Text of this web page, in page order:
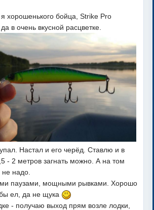
хорошенького бойца, Strike Pro
в очень вкусной расцветке.
Настал и его черёд. Ставлю и в
- 2 метров загнать можно. А на том
надо.
паузами, мощными рывками. Хорошо
ел, да не щука
- получаю выход прям возле лодки,